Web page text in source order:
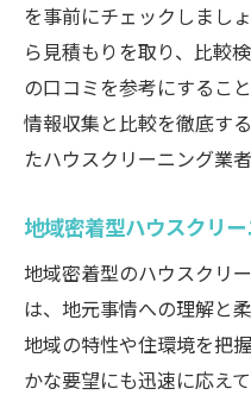
エアコンクリー
め
まるごと対応可
魅力
コストパフォー
サニクリーンな
地域密着型サービ
地域密着ハウス
性
掃除屋選びで重
を事前にチェックしまし
ら見積もりを取り、比較
の口コミを参考にするこ
情報収集と比較を徹底す
たハウスクリーニング業
地域密着型ハウスクリ
地域密着型のハウスクリ
は、地元事情への理解と
地域の特性や住環境を把
かな要望にも迅速に応え